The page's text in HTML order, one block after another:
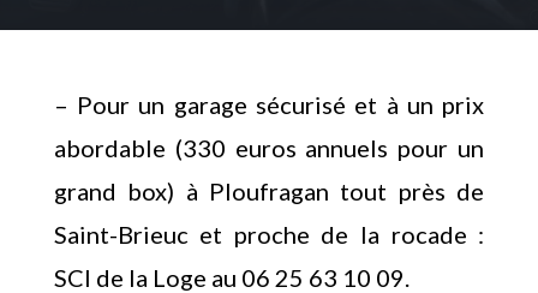
– Pour un garage sécurisé et à un prix
abordable (330 euros annuels pour un
grand box) à Ploufragan tout près de
Saint-Brieuc et proche de la rocade :
SCI de la Loge au 06 25 63 10 09.